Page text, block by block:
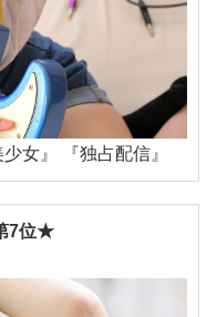
女』 『独占配信』
7位★